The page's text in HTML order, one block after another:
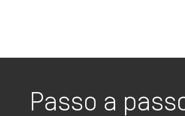
Passo a